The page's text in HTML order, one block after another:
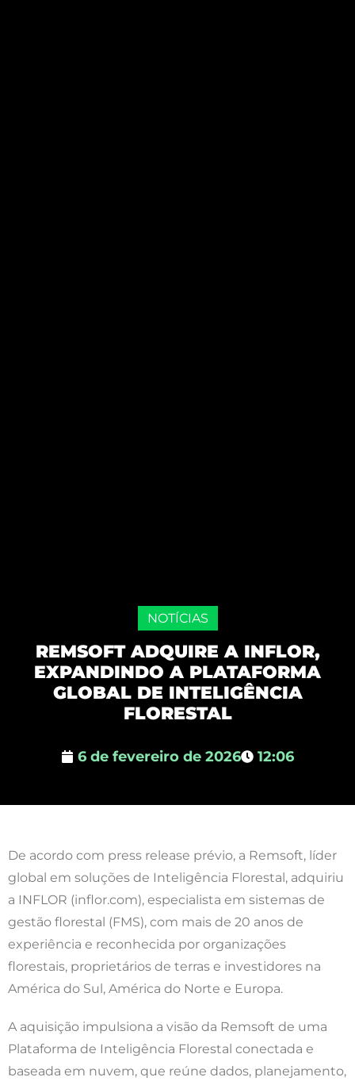
NOTÍCIAS
REMSOFT ADQUIRE A INFLOR,
EXPANDINDO A PLATAFORMA
GLOBAL DE INTELIGÊNCIA
FLORESTAL
6 de fevereiro de 2026 12:06
De acordo com press release prévio, a Remsoft, líder
global em soluções de Inteligência Florestal, adquiriu
a INFLOR (inflor.com), especialista em sistemas de
gestão florestal (FMS), com mais de 20 anos de
experiência e reconhecida por organizações
florestais, proprietários de terras e investidores na
América do Sul, América do Norte e Europa.
A aquisição impulsiona a visão da Remsoft de uma
Plataforma de Inteligência Florestal conectada e
baseada em nuvem, que reúne dados, planejamento,